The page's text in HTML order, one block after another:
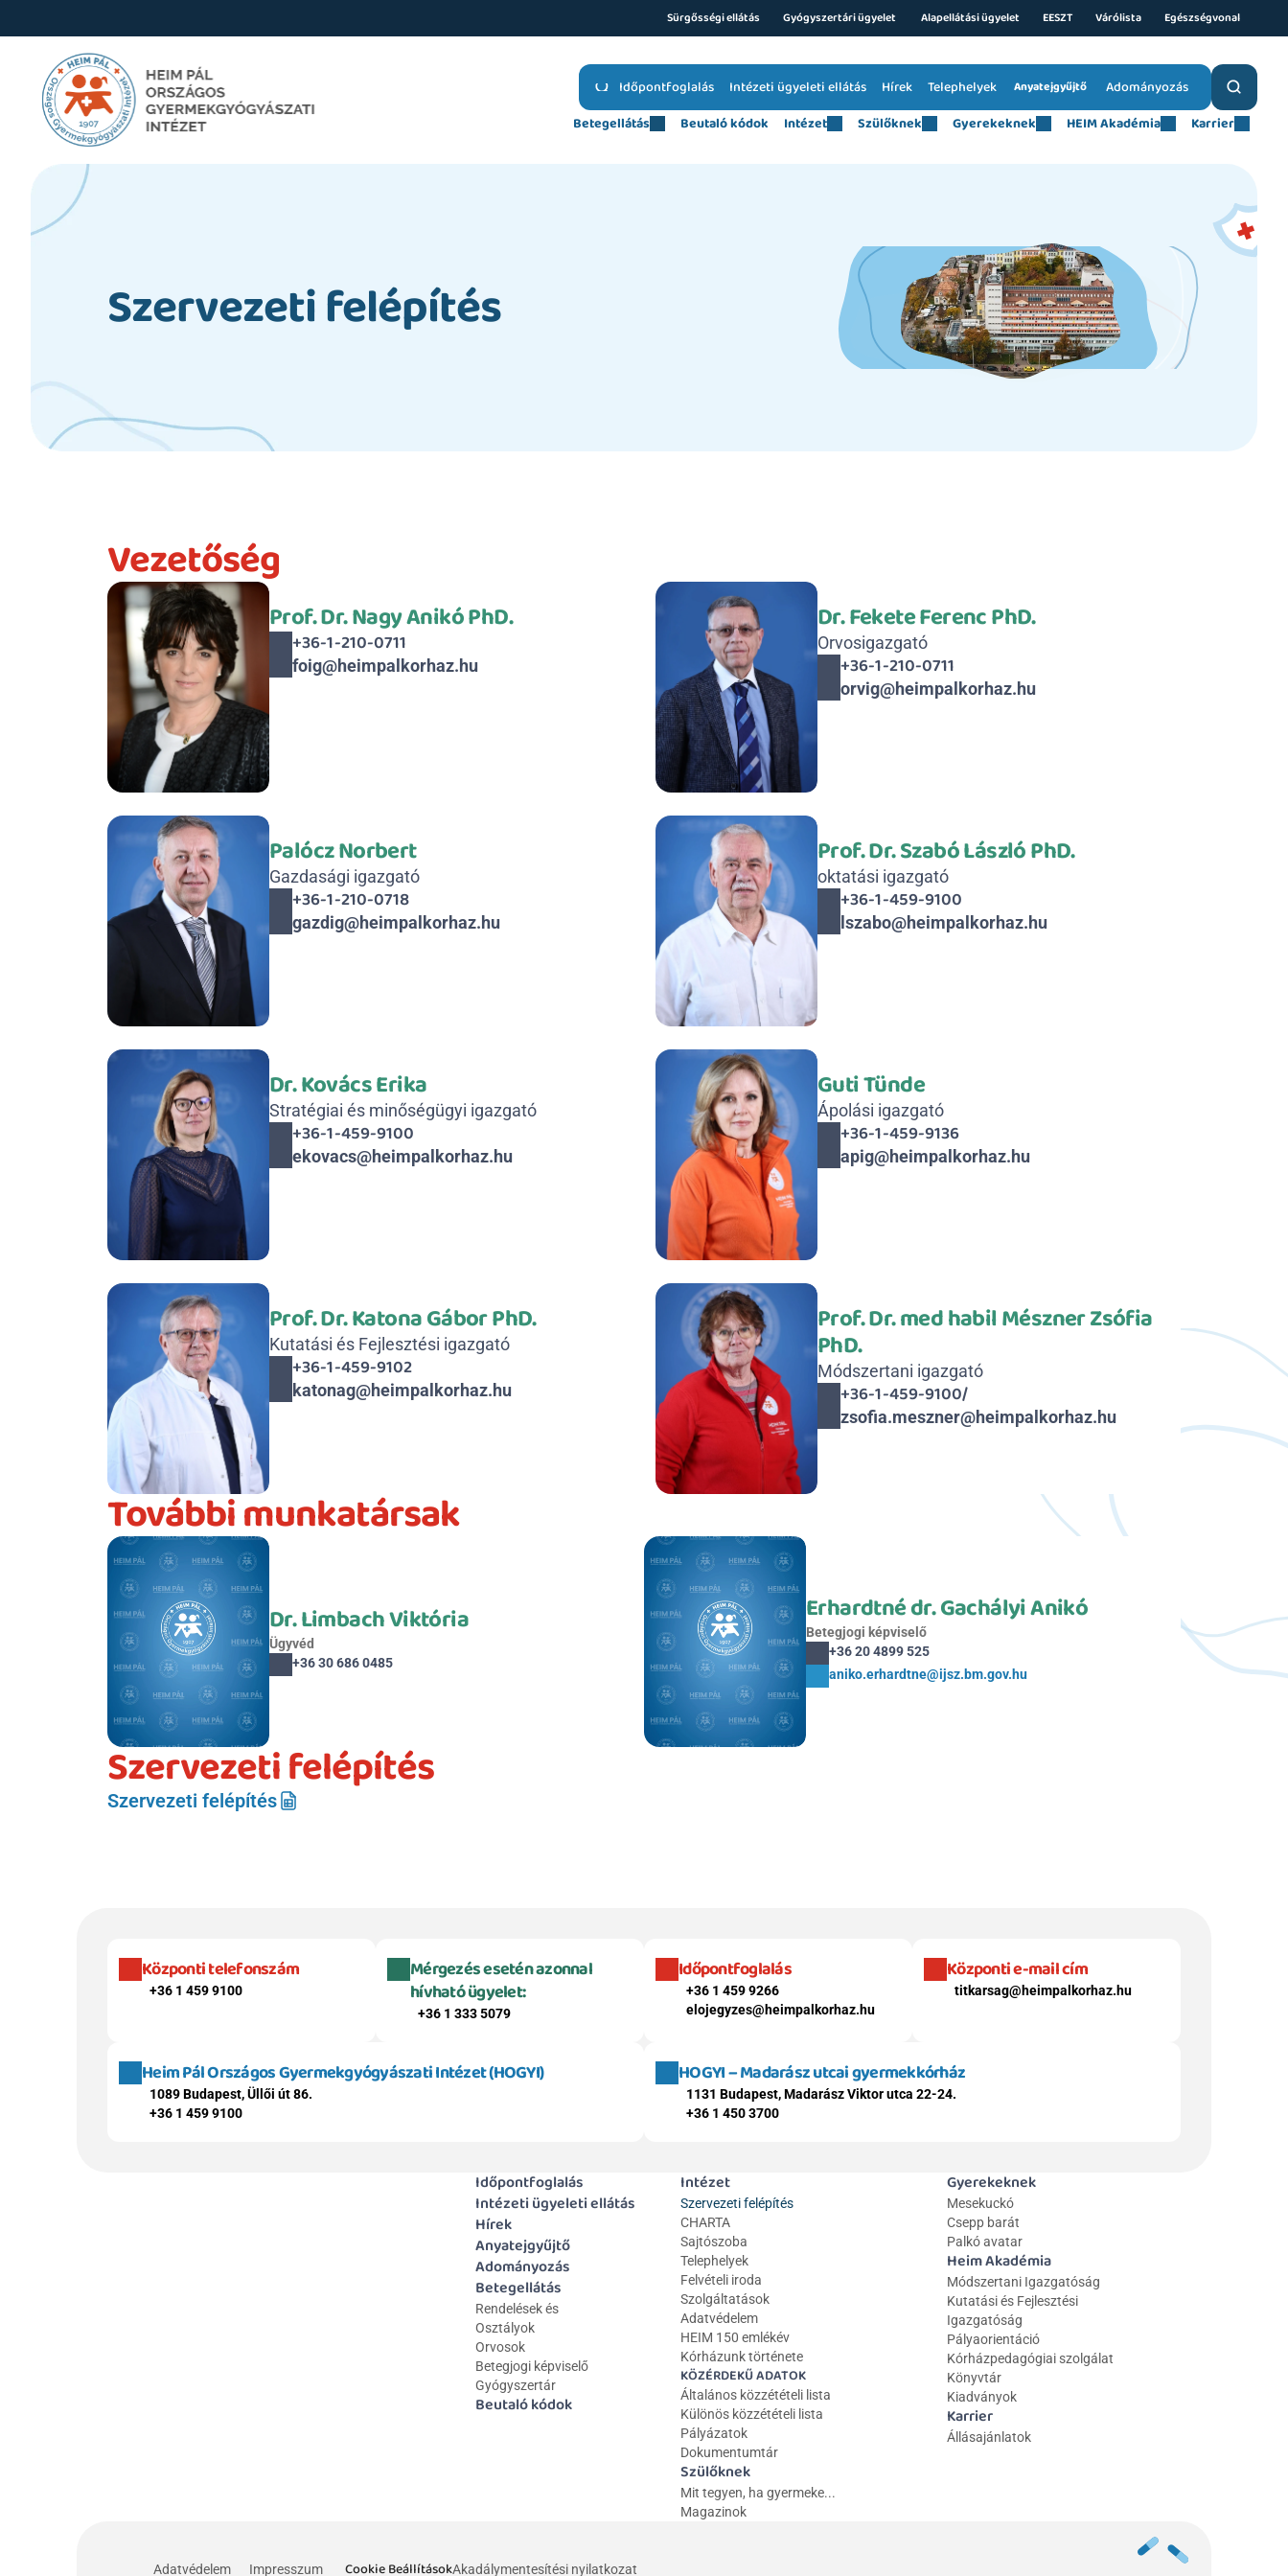
Sürgősségi ellátás Gyógyszertári ügyelet Alapellátási ügyelet EESZT Várólista Egészségvonal
Időpontfoglalás Intézeti ügyeleti ellátás Telephelyek Anyatejgyűjtő Adományozás
Hírek
Betegellátás
Beutaló kódok Intézet Szülőknek Gyerekeknek HEIM Akadémia Karrier
Szervezeti felépítés
Vezetőség
Prof. Dr. Nagy Anikó PhD.
+36-1-210-0711
foig@heimpalkorhaz.hu
Dr. Fekete Ferenc PhD.
Orvosigazgató
+36-1-210-0711
orvig@heimpalkorhaz.hu
Palócz Norbert
Gazdasági igazgató
+36-1-210-0718
gazdig@heimpalkorhaz.hu
Prof. Dr. Szabó László PhD.
oktatási igazgató
+36-1-459-9100
lszabo@heimpalkorhaz.hu
Dr. Kovács Erika
Stratégiai és minőségügyi igazgató
+36-1-459-9100
ekovacs@heimpalkorhaz.hu
Guti Tünde
Ápolási igazgató
+36-1-459-9136
apig@heimpalkorhaz.hu
Prof. Dr. Katona Gábor PhD.
Kutatási és Fejlesztési igazgató
+36-1-459-9102
katonag@heimpalkorhaz.hu
Prof. Dr. med habil Mészner Zsófia
PhD.
Módszertani igazgató
+36-1-459-9100/
zsofia.meszner@heimpalkorhaz.hu
További munkatársak
Dr. Limbach Viktória
Ügyvéd
+36 30 686 0485
Erhardtné dr. Gachályi Anikó
Betegjogi képviselő
+36 20 4899 525
aniko.erhardtne@ijsz.bm.gov.hu
Szervezeti felépítés
Szervezeti felépítés
Központi telefonszám
+36 1 459 9100
Mérgezés esetén azonnal
hívható ügyelet:
+36 1 333 5079
Időpontfoglalás
+36 1 459 9266
elojegyzes@heimpalkorhaz.hu
Központi e-mail cím
titkarsag@heimpalkorhaz.hu
Heim Pál Országos Gyermekgyógyászati Intézet (HOGYI)
1089 Budapest, Üllői út 86.
+36 1 459 9100
HOGYI – Madarász utcai gyermekkórház
1131 Budapest, Madarász Viktor utca 22-24.
+36 1 450 3700
Időpontfoglalás
Intézeti ügyeleti ellátás
Hírek
Anyatejgyűjtő
Adományozás
Betegellátás
Rendelések és
Osztályok
Orvosok
Betegjogi képviselő
Gyógyszertár
Beutaló kódok
Intézet
Szervezeti felépítés
CHARTA
Sajtószoba
Telephelyek
Felvételi iroda
Szolgáltatások
Adatvédelem
HEIM 150 emlékév
Kórházunk története
KÖZÉRDEKŰ ADATOK
Általános közzétételi lista
Különös közzétételi lista
Pályázatok
Dokumentumtár
Szülőknek
Mit tegyen, ha gyermeke...
Magazinok
Gyerekeknek
Mesekuckó
Csepp barát
Palkó avatar
Heim Akadémia
Módszertani Igazgatóság
Kutatási és Fejlesztési
Igazgatóság
Pályaorientáció
Kórházpedagógiai szolgálat
Könyvtár
Kiadványok
Karrier
Állásajánlatok
Adatvédelem Impresszum Cookie BeállításokAkadálymentesítési nyilatkozat